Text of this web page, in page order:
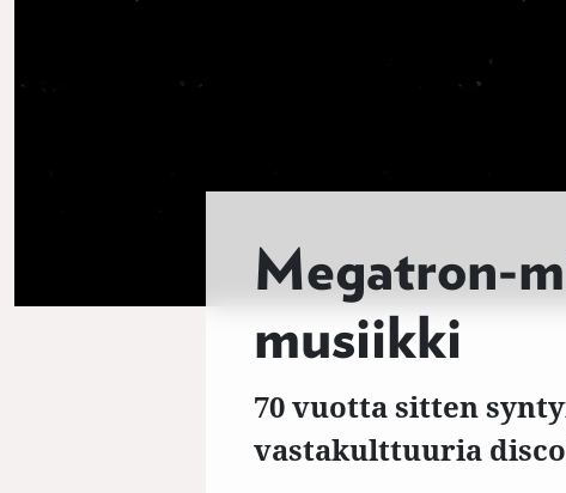
Megatron-
musiikki
70 vuotta sitten
vastakulttuuria